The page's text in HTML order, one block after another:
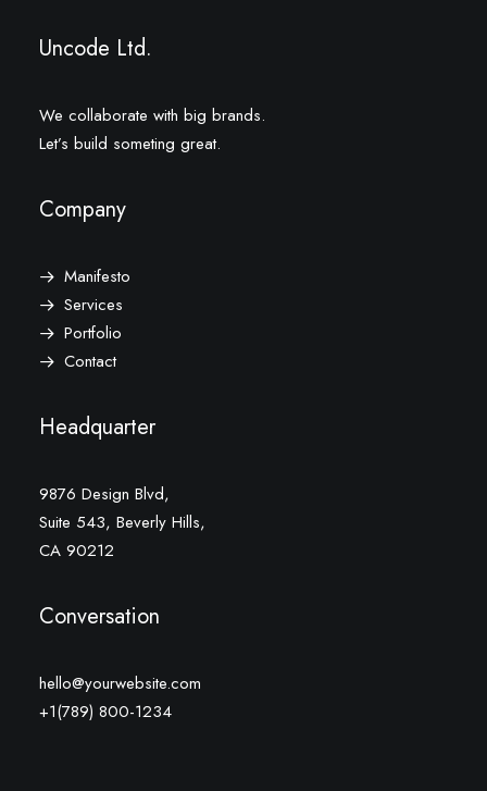
Uncode Ltd.
We collaborate with big brands.
Let’s build someting great.
Company
Manifesto
Services
Portfolio
Contact
Headquarter
9876 Design Blvd,
Suite 543, Beverly Hills,
CA 90212
Conversation
hello@yourwebsite.com
+1(789) 800-1234